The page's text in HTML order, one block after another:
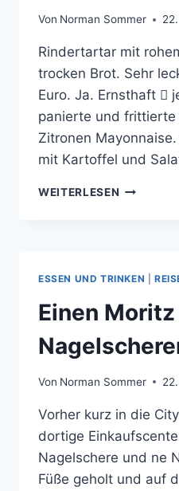
Von Norman Sommer
Rindertartar mit
trocken Brot. Sehr
Euro. Ja. Ernsthaft 
panierte und frittierte
Zitronen
mit Kartoffel und
WEITERLESEN
ESSEN UND TRINKEN
Einen
Von Norman Sommer
Vorher kurz in die
dortige
Nagelschere und ne
Füße geholt und auf